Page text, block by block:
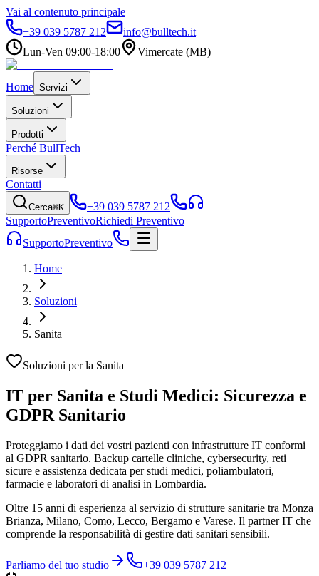
Vai al contenuto principale
+39 039 5787 212
info@bulltech.it
Lun-Ven 09:00-18:00
Vimercate (MB)
Home Servizi
Soluzioni
Prodotti
Perché BullTech
Risorse
Contatti
Cerca⌘K
+39 039 5787 212
SupportoPreventivoRichiedi Preventivo
SupportoPreventivo
Home
Soluzioni
Sanita
Soluzioni per la Sanita
IT per Sanita e Studi Medici: Sicurezza e
GDPR Sanitario
Proteggiamo i dati dei vostri pazienti con infrastrutture IT conformi
al GDPR sanitario. Backup cartelle cliniche, cybersecurity, reti
sicure e assistenza dedicata per studi medici, poliambulatori,
farmacie e laboratori di analisi in Lombardia.
Oltre 15 anni di esperienza al servizio di strutture sanitarie tra Monza
Brianza, Milano, Como, Lecco, Bergamo e Varese. Il partner IT che
comprende la responsabilità di gestire dati sanitari sensibili.
Parliamo del tuo studio
+39 039 5787 212